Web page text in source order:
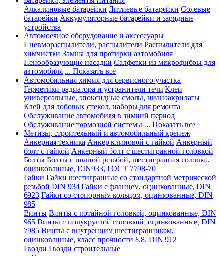
Алкалиновые батарейки Литиевые батарейки Солевые
батарейки Аккумуляторные батарейки и зарядные
устройства
Автомоечное оборудование и аксессуары
Пневмораспылители, распылители Распылители для
химчистки Замша для протирки автомобиля
Пенообразующие насадки Салфетки из микрофибры для
автомобиля ... Показать все
Автомобильная химия для сервисного участка
Герметики радиатора и устранители течи Клеи
универсальные, эпоксидные смолы, цианоакрилаты
Клей для лобовых стекол, наборы для ремонта
Обслуживание автомобиля в зимний период
Обслуживание тормозной системы ... Показать все
Метизы, строительный и автомобильный крепеж
Анкерная техника Анкер клиновой с гайкой Анкерный
болт с гайкой Анкерный болт с шестигранной головкой
Болты Болты с полной резьбой, шестигранная головка,
оцинкованные, DIN933, ГОСТ 7798-70
Гайки Гайки шестигранные со стандартной метрической
резьбой DIN 934 Гайки с фланцем, оцинкованные, DIN
6923 Гайки со стопорным кольцом, оцинкованные, DIN
985
Винты Винты с потайной головкой, оцинкованные, DIN
965 Винты с полукруглой головкой, оцинкованные, DIN
7985 Винты с внутренним шестигранником,
оцинкованные, класс прочности 8.8, DIN 912
Гвозди Гвозди строительные